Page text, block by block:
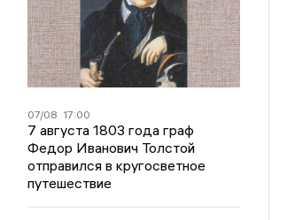
07/08 17:00
7 августа 1803 года граф
Федор Иванович Толстой
отправился в кругосветное
путешествие